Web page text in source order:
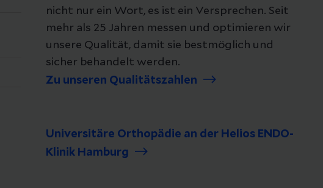
nicht nur ein Wort, es ist ein Versprechen. Seit
mehr als 25 Jahren messen und optimieren wir
unsere Qualität, damit sie bestmöglich und
sicher behandelt werden.
Zu unseren Qualitätszahlen
Universitäre Orthopädie an der Helios ENDO-
Klinik Hamburg